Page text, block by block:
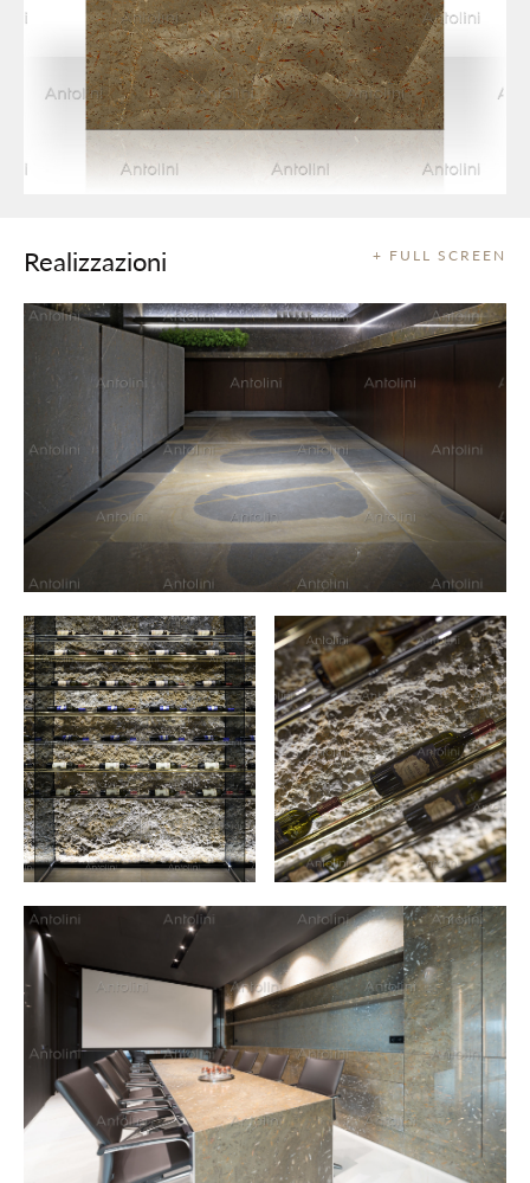
+ FULL SCREEN
Realizzazioni